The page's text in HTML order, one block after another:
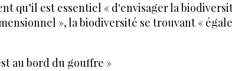
qu’il est essentiel « d'envisager la
», la biodiversité se trouvant «
au bord du gouffre »